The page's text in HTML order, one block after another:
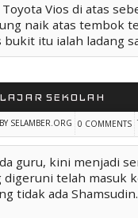
Vios di atas
naik atas tembok
itu ialah ladang
SEKOLAH
SELAMBER.ORG 0 COMMENTS
guru, kini menjadi
telah masuk
tidak ada